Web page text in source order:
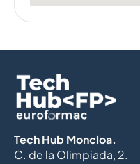
Tech Hub Moncloa.
C. de la Olimpiada, 2.